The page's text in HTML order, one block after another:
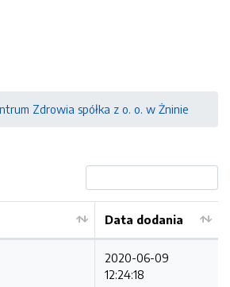
Zdrowia spółka z o. o. w Żninie
Data dodania
2020-06-09
12:24:18